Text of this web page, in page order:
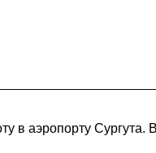
в аэропорту Сургута.